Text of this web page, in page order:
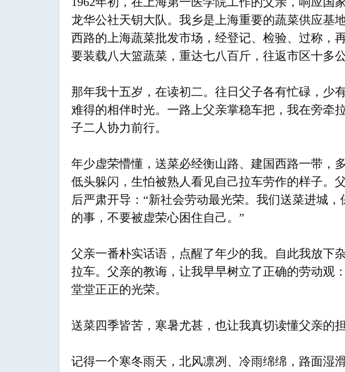
龙华公社天钥大队。我乡是上海重要的蔬菜供应基
西路的上海蔬菜批发市场，经登记、检验、过称，
要装载八大篮蔬菜，重达七八百斤，往返市区十多
那年我十五岁，在读初二。往日父子各有忙碌，少
难得的相伴时光。一路上父亲掌稳车把，我在旁牵
子二人协力前行。
年少虚荣懵懂，送菜必经衡山路、建国西路一带，
低头躲闪，生怕被熟人看见自己拉车劳作的样子。
后严肃开导：“新社会劳动最光荣。我们送菜进城
的事，不要被虚荣心困住自己。”
父亲一番朴实话语，点醒了年少的我。自此我放下
拉车。父亲的教诲，让我早早树立了正确的劳动观
堂堂正正的光荣。
送菜四季皆苦，寒暑尤甚，也让我真切读懂父亲的担
记得一个寒冬雨天，北风凛冽、冷雨绵绵，路面湿